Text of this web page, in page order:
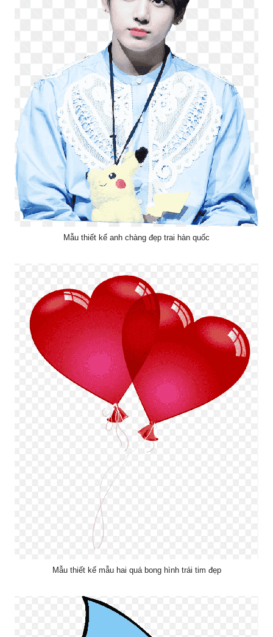
Mẫu thiết kế anh chàng đẹp trai hàn quốc
Mẫu thiết kế mẫu hai quá bong hình trái tim đẹp